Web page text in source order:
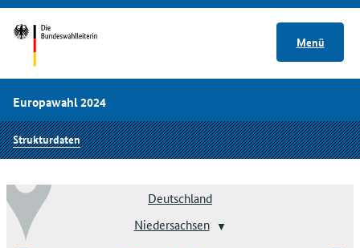
Menü
Europawahl 2024
Strukturdaten
Deutschland
Niedersachsen